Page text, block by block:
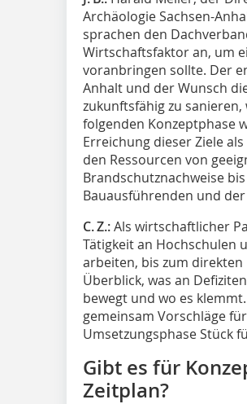
Archäologie Sachsen-
sprachen den
Wirtschaftsfaktor an, um
voranbringen sollte. Der
Anhalt und der Wunsch
zukunftsfähig zu
folgenden Konzeptphase
Erreichung dieser Ziele
den Ressourcen von
Brandschutznachweise
Bauausführenden und
C. Z.:Als wirtschaftlicher
Tätigkeit an Hochschulen
arbeiten, bis zum
Überblick, was an
bewegt und wo es
gemeinsam Vorschläge
Umsetzungsphase Stück
Gibt es für
Zeitplan?